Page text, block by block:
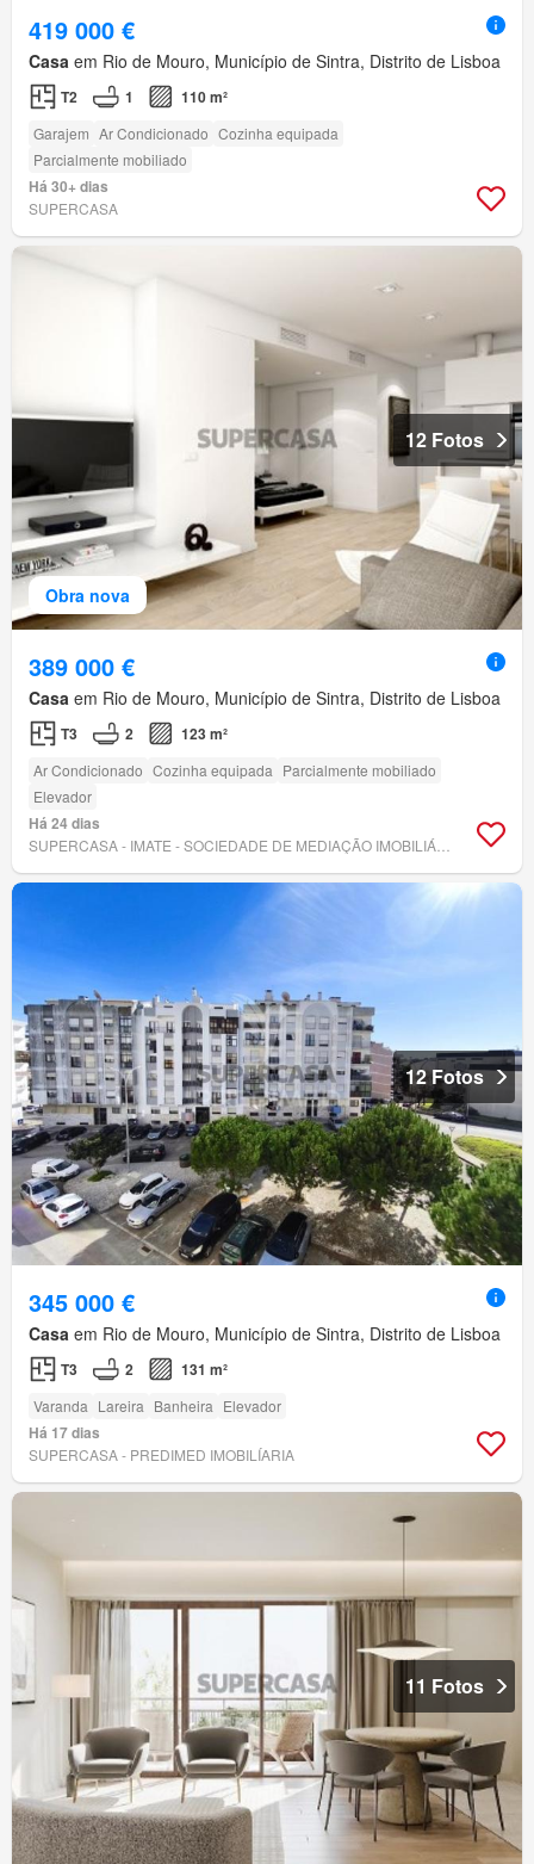
419 000 €
Casa em Rio de Mouro, Município de Sintra, Distrito de Lisboa
T2 1 110 m²
Garajem Ar Condicionado Cozinha equipada
Parcialmente mobiliado
Há 30+ dias
SUPERCASA
Obra nova
12 Fotos
389 000 €
Casa em Rio de Mouro, Município de Sintra, Distrito de Lisboa
T3 2 123 m²
Ar Condicionado Cozinha equipada Parcialmente mobiliado
Elevador
Há 24 dias
12 Fotos
345 000 €
Casa em Rio de Mouro, Município de Sintra, Distrito de Lisboa
T3 2 131 m²
Varanda Lareira Banheira Elevador
Há 17 dias
SUPERCASA - PREDIMED IMOBILÍARIA
11 Fotos